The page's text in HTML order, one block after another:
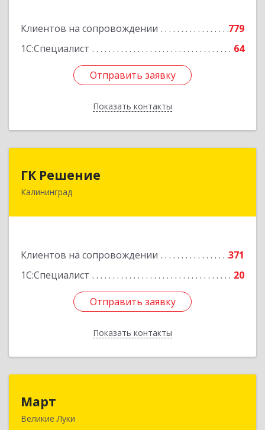
Клиентов на сопровождении
779
1С:Специалист
64
Отправить заявку
Показать контакты
Отправить заявку
Назад
ГК Решение
Калининград
Клиентов на сопровождении
371
1С:Специалист
20
Отправить заявку
Показать контакты
236038, Калининградская обл, Калининград г,
Отправить заявку
Назад
Март
Великие Луки182113, Псковская обл, Великие Луки г,